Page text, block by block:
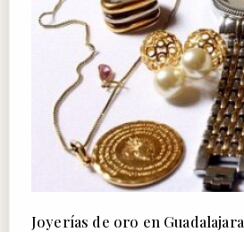
Joyerías de oro en Guadalajara